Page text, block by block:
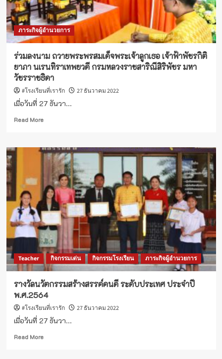
ภาระกิจผู้อำนวยการ
ร่วมลงนาม ถวายพระพรสมเด็จพระเจ้าลูกเธอ เจ้าฟ้าพัชรกิติ
ยาภา นเรนทิราเทพยวดี กรมหลวงราชสาริณีสิริพัชร มหา
วัชรราชธิดา
#โรงเรียนที่เรารัก 27 ธันวาคม 2022
เมื่อวันที่ 27 ธันวา...
Read MoreRead
ร่วม
ลง
ถวาย
พระพร
สมเด็จ
พระเจ้า
ลูกเธอ
เจ้า
ฟ้า
พัช
รกิ
ติ
ยาภา
นเร
นทิ
รา
เทพย
วดี
กรม
หลวง
Teacher กิจกรรมเด่น กิจกรรมโรงเรียน ภาระกิจผู้อำนวยการ
รางวัลนวัตกรรมสร้างสรรค์คนดี ระดับประเทศ ประจำปี
พ.ศ.2564
#โรงเรียนที่เรารัก 27 ธันวาคม 2022
เมื่อวันที่ 27 ธันวา...
Read MoreRead